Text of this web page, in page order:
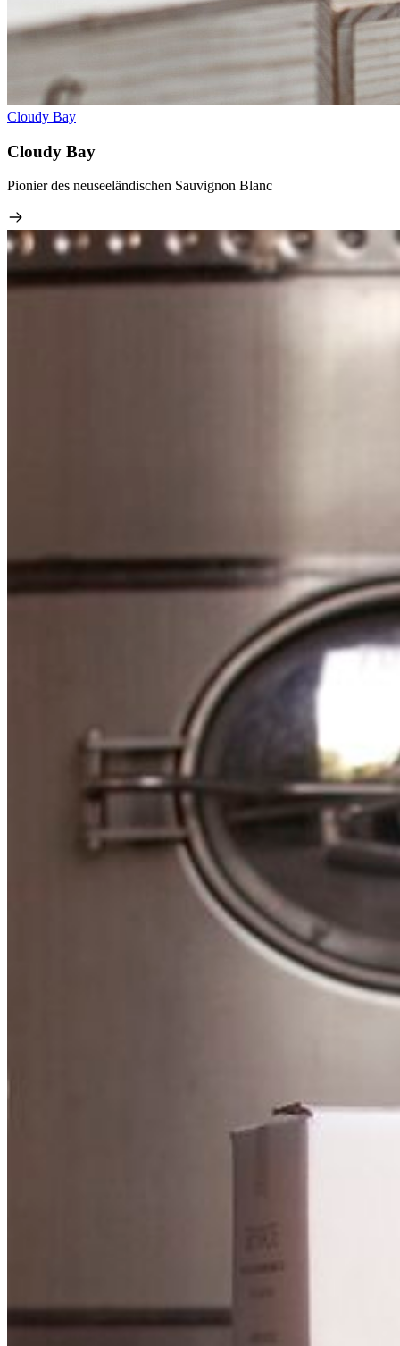
Cloudy Bay
Cloudy Bay
Pionier des neuseeländischen Sauvignon Blanc